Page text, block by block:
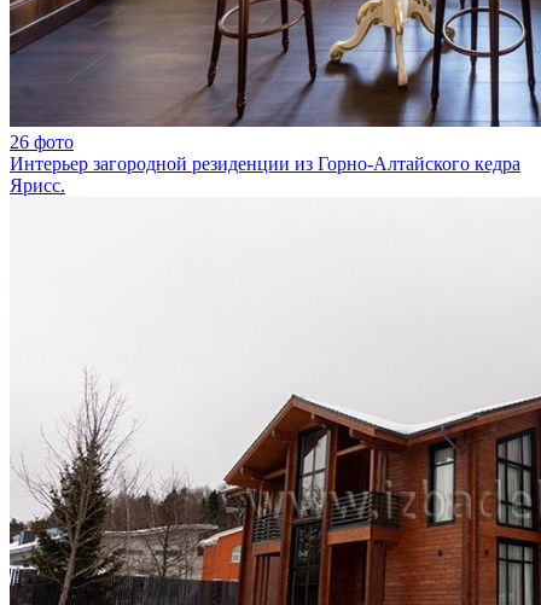
26 фото
Интерьер загородной резиденции из Горно-Алтайского кедра
Ярисс.